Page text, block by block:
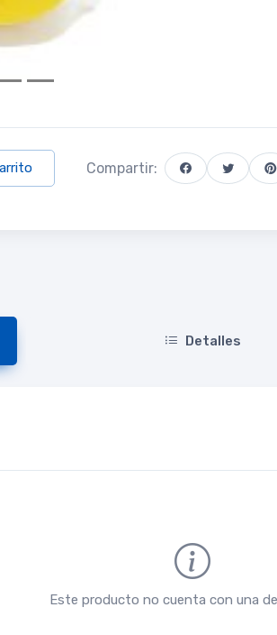
Compartir:
Detalles
Este producto no cuenta con una